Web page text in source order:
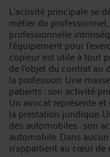
L’activité principale se
métier du
professionnelle
l’équipement pour
copieur est utile à tout
de l’objet du contrat
la profession. Une
patients : son activité
Un avocat représente
la prestation juridique.
des automobiles : son
automobile. Dans
n’appartient au cœur de